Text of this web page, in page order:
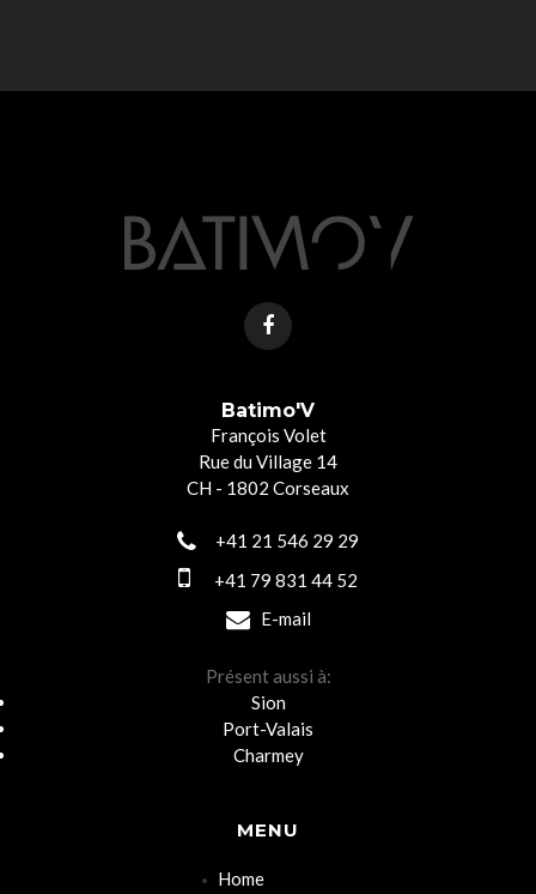
MENU
Home
Batimo'V
François Volet
Rue du Village 14
CH - 1802 Corseaux
+41 21 546 29 29
+41 79 831 44 52
E-mail
Présent aussi à:
Sion
Port-Valais
Charmey